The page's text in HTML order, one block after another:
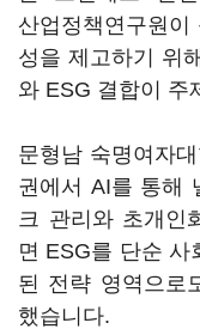
산업정책연구원이
성을 제고하기 위
와 ESG 결합이 주
문형남 숙명여자
권에서 AI를 통해
크 관리와 초개인
면 ESG를 단순 사
된 전략 영역으로
했습니다.